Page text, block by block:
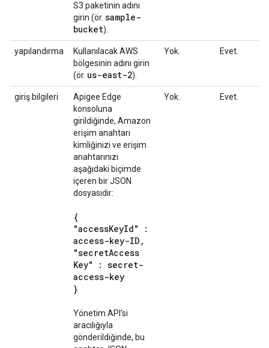
S3 paketinin adını
girin (ör. sample-
bucket).
yapılandırma
Kullanılacak AWS
bölgesinin adını girin
(ör. us-east-2).
Yok. Evet.
giriş bilgileri
Apigee Edge
konsoluna
girildiğinde, Amazon
erişim anahtarı
kimliğinizi ve erişim
anahtarınızı
aşağıdaki biçimde
içeren bir JSON
dosyasıdır:
{
"accessKeyId" :
access-key-ID ,
"secretAccess
Key" : secret-
access-key
}
Yönetim API'si
aracılığıyla
gönderildiğinde, bu
Yok. Evet.